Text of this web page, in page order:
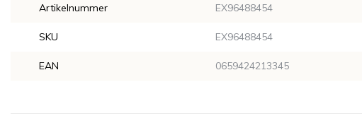
Artikelnummer EX96488454
SKU EX96488454
EAN 0659424213345